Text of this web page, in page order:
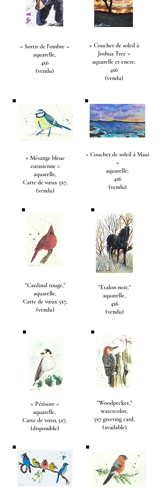
« Sortir de l'ombre »
aquarelle,
4x6
(vendu)
« Coucher de soleil à
Joshua Tree »
aquarelle et encre,
4x6
(vendu)
« Mésange bleue
eurasienne »
aquarelle,
Carte de vœux 5x7,
(vendu)
« Coucher de soleil à Maui
»
aquarelle,
4x6
(vendu)
"Cardinal rouge,"
aquarelle,
Carte de vœux 5x7,
(vendu)
"Étalon noir,"
aquarelle,
4x6
(vendu)
« Périsore »
aquarelle,
Carte de vœux 5x7,
(disponible)
"Woodpecker,"
watercolor,
5x7 greeting card,
(available)